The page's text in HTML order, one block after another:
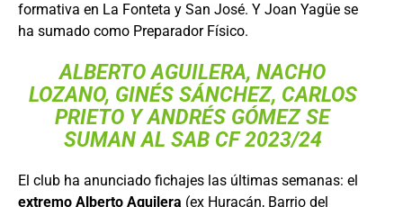
formativa en La Fonteta y San José. Y Joan Yagüe se
ha sumado como Preparador Físico.
ALBERTO AGUILERA, NACHO
LOZANO, GINÉS SÁNCHEZ, CARLOS
PRIETO Y ANDRÉS GÓMEZ SE
SUMAN AL SAB CF 2023/24
El club ha anunciado fichajes las últimas semanas: el
extremo Alberto Aguilera (ex Huracán, Barrio del